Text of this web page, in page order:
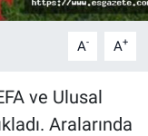
A- A+
ve Ulusal
Aralarında